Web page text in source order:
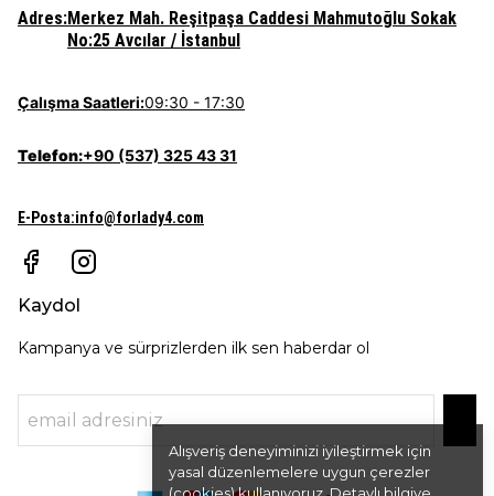
Alışveriş deneyiminizi iyileştirmek için
yasal düzenlemelere uygun çerezler
Adres:Merkez Mah. Reşitpaşa Caddesi Mahmutoğlu Sokak
No:25 Avcılar / İstanbul
Çalışma Saatleri:09:30 - 17:30
Telefon:+90 (537) 325 43 31
E-Posta:info@forlady4.com
Kaydol
Kampanya ve sürprizlerden ilk sen haberdar ol